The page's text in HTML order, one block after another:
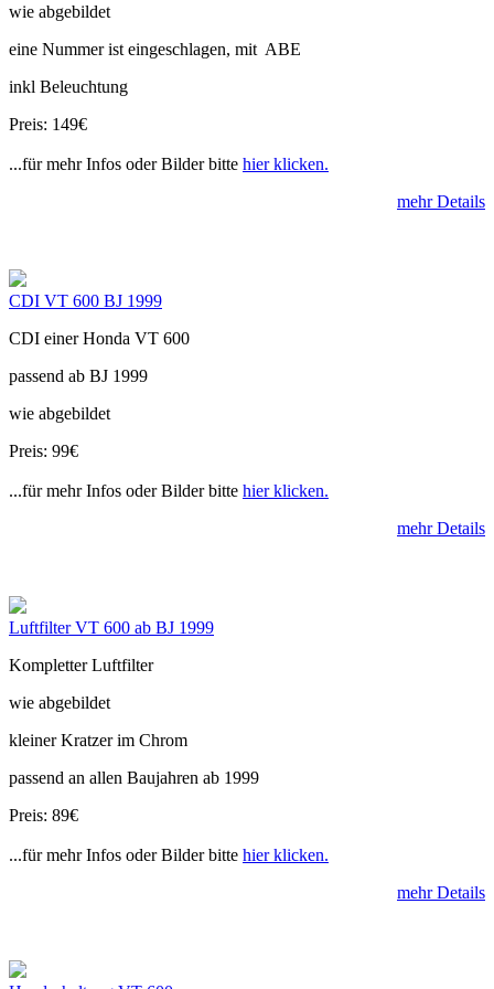
wie abgebildet
eine Nummer ist eingeschlagen, mit ABE
inkl Beleuchtung
Preis: 149€
...für mehr Infos oder Bilder bitte hier klicken.
mehr Details
CDI VT 600 BJ 1999
CDI einer Honda VT 600
passend ab BJ 1999
wie abgebildet
Preis: 99€
...für mehr Infos oder Bilder bitte hier klicken.
mehr Details
Luftfilter VT 600 ab BJ 1999
Kompletter Luftfilter
wie abgebildet
kleiner Kratzer im Chrom
passend an allen Baujahren ab 1999
Preis: 89€
...für mehr Infos oder Bilder bitte hier klicken.
mehr Details